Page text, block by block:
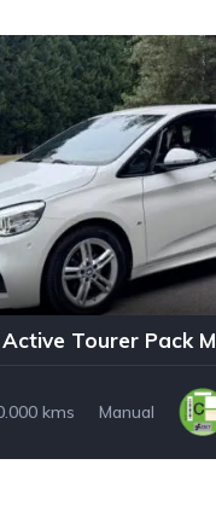
Tourer Pack M
kms Manual